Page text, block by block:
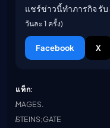
แชร์ข่าวนี้ทำภารกิจ รับ
วันละ 1 ครั้ง)
Facebook X
แท็ก:
MAGES.
STEINS;GATE